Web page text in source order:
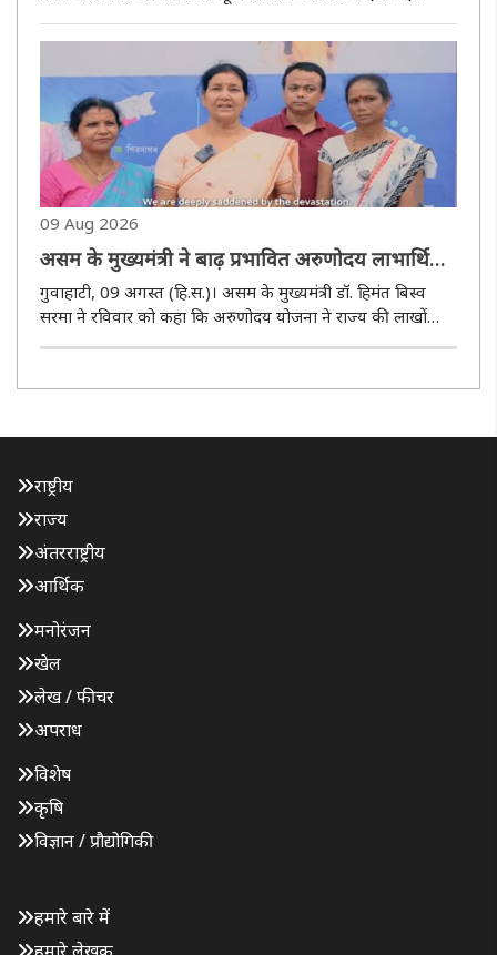
अध्याय की शुरुआत के रूप में ‘मिशन बसुंधरा 4.0’ की घोषणा की।
उन्होंने कहा कि इस पहल का उद्देश्य नागरिकों के भूमि अधिकार,
09 Aug 2026
असम के मुख्यमंत्री ने बाढ़ प्रभावित अरुणोदय लाभार्थियों
की मदद के लिए लोगों की सराहना की
गुवाहाटी, 09 अगस्त (हि.स.)। असम के मुख्यमंत्री डॉ. हिमंत बिस्व
सरमा ने रविवार को कहा कि अरुणोदय योजना ने राज्य की लाखों
माताओं और बहनों के चेहरों पर मुस्कान लाई है। उन्होंने बाढ़ प्रभावित
राष्ट्रीय
राज्य
अंतरराष्ट्रीय
आर्थिक
मनोरंजन
खेल
लेख / फीचर
अपराध
विशेष
कृषि
विज्ञान / प्रौद्योगिकी
हमारे बारे में